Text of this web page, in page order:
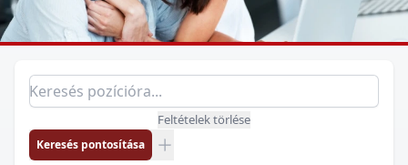
Pozíció keresés
Feltételek törlése
Keresés pontosítása